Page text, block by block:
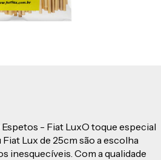
- Fiat LuxO toque especial
Lux de 25cm são a escolha
inesquecíveis. Com a qualidade